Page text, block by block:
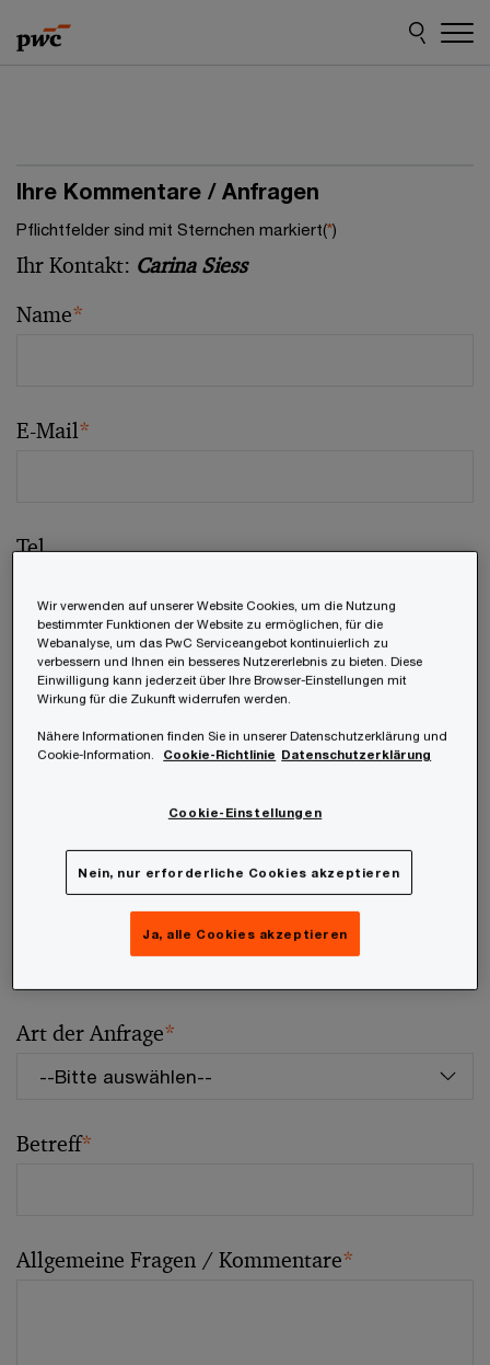
to
content
to
footer
Ihre Kommentare / Anfragen
Pflichtfelder sind mit Sternchen markiert(*)
Ihr Kontakt: Carina Siess
Name*
E-Mail*
Tel.
Unternehmen
Welches unter den weltweiten Mitgliedsfirmen
soll Ihre Anfrage beantworten?
Art der Anfrage*
Betreff*
Allgemeine Fragen / Kommentare*
Wir verwenden auf unserer Website Cookies, um die Nutzung
bestimmter Funktionen der Website zu ermöglichen, für die
Webanalyse, um das PwC Serviceangebot kontinuierlich zu
verbessern und Ihnen ein besseres Nutzererlebnis zu bieten. Diese
Einwilligung kann jederzeit über Ihre Browser-Einstellungen mit
Wirkung für die Zukunft widerrufen werden.
Nähere Informationen finden Sie in unserer Datenschutzerklärung und
Cookie-Information.
Cookie-Richtlinie Datenschutzerklärung
Cookie-Einstellungen
Nein, nur erforderliche Cookies akzeptieren
Ja, alle Cookies akzeptieren